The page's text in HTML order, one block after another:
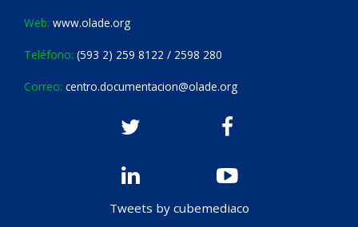
Web: www.olade.org
Teléfono: (593 2) 259 8122 / 2598 280
Correo: centro.documentacion@olade.org
Tweets by cubemediaco